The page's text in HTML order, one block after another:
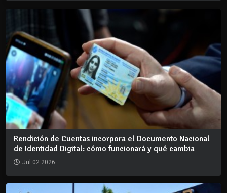
Rendición de Cuentas incorpora el Documento Nacional
de Identidad Digital: cómo funcionará y qué cambia
Jul 02 2026